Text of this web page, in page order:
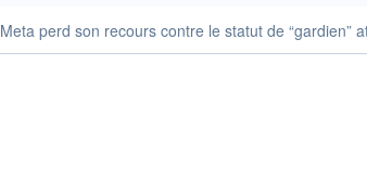
Meta perd son recours contre le statut de “gardien”